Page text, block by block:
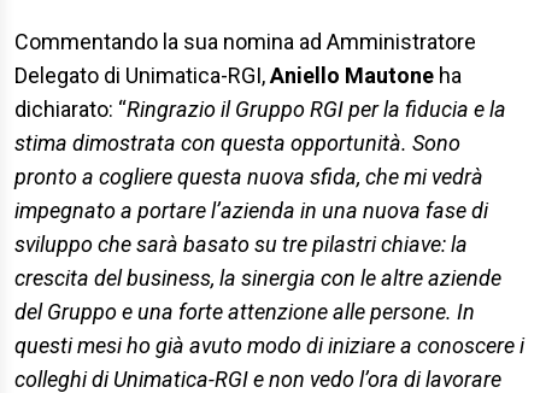
Commentando la sua nomina ad Amministratore
Delegato di Unimatica-RGI,Aniello Mautone ha
dichiarato: “Ringrazio il Gruppo RGI per la fiducia e la
stima dimostrata con questa opportunità. Sono
pronto a cogliere questa nuova sfida, che mi vedrà
impegnato a portare l’azienda in una nuova fase di
sviluppo che sarà basato su tre pilastri chiave: la
crescita del business, la sinergia con le altre aziende
del Gruppo e una forte attenzione alle persone. In
questi mesi ho già avuto modo di iniziare a conoscere i
colleghi di Unimatica-RGI e non vedo l’ora di lavorare